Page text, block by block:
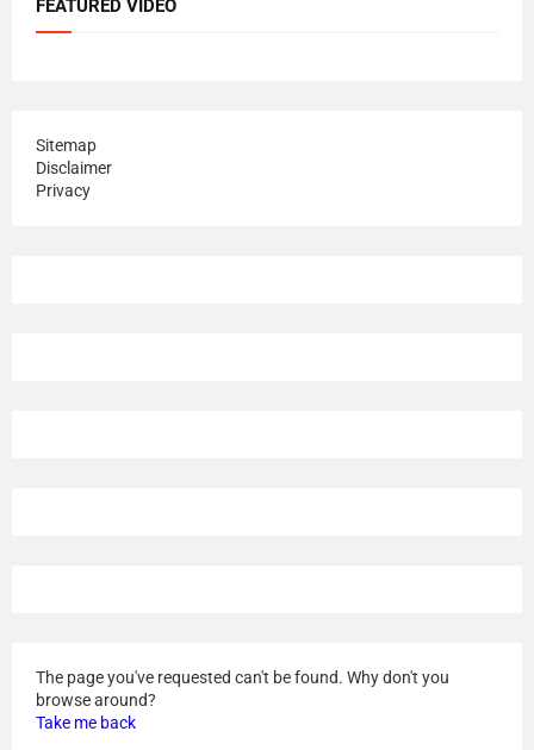
FEATURED VIDEO
Sitemap
Disclaimer
Privacy
The page you've requested can't be found. Why don't you
browse around?
Take me back